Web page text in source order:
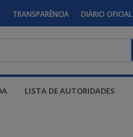
TRANSPARÊNCIA DIÁRIO OFICIAL
LISTA DE AUTORIDADES